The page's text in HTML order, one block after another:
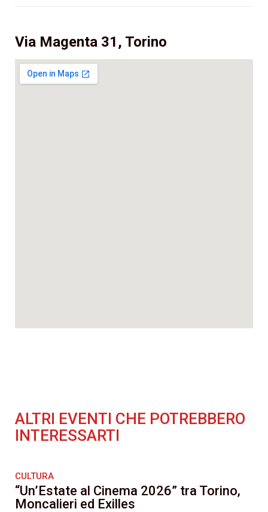
Via Magenta 31, Torino
ALTRI EVENTI CHE POTREBBERO
INTERESSARTI
CULTURA
“Un’Estate al Cinema 2026” tra Torino,
Moncalieri ed Exilles